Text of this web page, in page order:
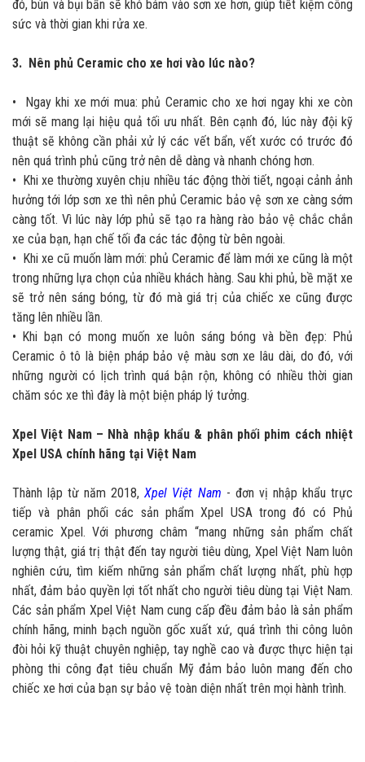
đó, bùn và bụi bẩn sẽ khó bám vào sơn xe hơn, giúp tiết kiệm công
sức và thời gian khi rửa xe.
3. Nên phủ Ceramic cho xe hơi vào lúc nào?
• Ngay khi xe mới mua: phủ Ceramic cho xe hơi ngay khi xe còn
mới sẽ mang lại hiệu quả tối ưu nhất. Bên cạnh đó, lúc này đội kỹ
thuật sẽ không cần phải xử lý các vết bẩn, vết xước có trước đó
nên quá trình phủ cũng trở nên dễ dàng và nhanh chóng hơn.
• Khi xe thường xuyên chịu nhiều tác động thời tiết, ngoại cảnh ảnh
hưởng tới lớp sơn xe thì nên phủ Ceramic bảo vệ sơn xe càng sớm
càng tốt. Vì lúc này lớp phủ sẽ tạo ra hàng rào bảo vệ chắc chắn
xe của bạn, hạn chế tối đa các tác động từ bên ngoài.
• Khi xe cũ muốn làm mới: phủ Ceramic để làm mới xe cũng là một
trong những lựa chọn của nhiều khách hàng. Sau khi phủ, bề mặt xe
sẽ trở nên sáng bóng, từ đó mà giá trị của chiếc xe cũng được
tăng lên nhiều lần.
• Khi bạn có mong muốn xe luôn sáng bóng và bền đẹp: Phủ
Ceramic ô tô là biện pháp bảo vệ màu sơn xe lâu dài, do đó, với
những người có lịch trình quá bận rộn, không có nhiều thời gian
chăm sóc xe thì đây là một biện pháp lý tưởng.
Xpel Việt Nam – Nhà nhập khẩu & phân phối phim cách nhiệt
Xpel USA chính hãng tại Việt Nam
Thành lập từ năm 2018,Xpel Việt Nam - đơn vị nhập khẩu trực
tiếp và phân phối các sản phẩm Xpel USA trong đó có Phủ
ceramic Xpel. Với phương châm “mang những sản phẩm chất
lượng thật, giá trị thật đến tay người tiêu dùng, Xpel Việt Nam luôn
nghiên cứu, tìm kiếm những sản phẩm chất lượng nhất, phù hợp
nhất, đảm bảo quyền lợi tốt nhất cho người tiêu dùng tại Việt Nam.
Các sản phẩm Xpel Việt Nam cung cấp đều đảm bảo là sản phẩm
chính hãng, minh bạch nguồn gốc xuất xứ, quá trình thi công luôn
đòi hỏi kỹ thuật chuyên nghiệp, tay nghề cao và được thực hiện tại
phòng thi công đạt tiêu chuẩn Mỹ đảm bảo luôn mang đến cho
chiếc xe hơi của bạn sự bảo vệ toàn diện nhất trên mọi hành trình.